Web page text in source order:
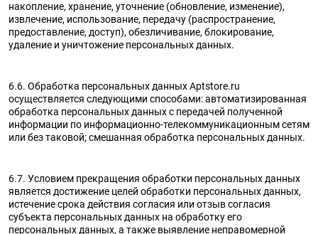
накопление, хранение, уточнение (обновление, изменение),
извлечение, использование, передачу (распространение,
предоставление, доступ), обезличивание, блокирование,
удаление и уничтожение персональных данных.
6.6. Обработка персональных данных Aptstore.ru
осуществляется следующими способами: автоматизированная
обработка персональных данных с передачей полученной
информации по информационно-телекоммуникационным сетям
или без таковой; смешанная обработка персональных данных.
6.7. Условием прекращения обработки персональных данных
является достижение целей обработки персональных данных,
истечение срока действия согласия или отзыв согласия
субъекта персональных данных на обработку его
персональных данных, а также выявление неправомерной